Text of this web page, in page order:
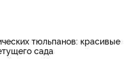
тюльпанов: красивые
сада